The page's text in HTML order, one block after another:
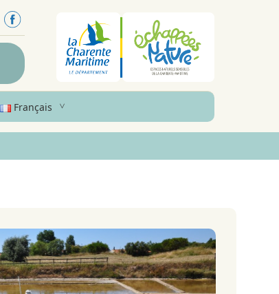
Français